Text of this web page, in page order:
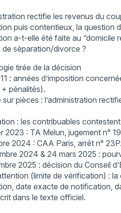
rectifie les revenus du
puis contentieux, la question
a-t-elle été faite au “domicile
de séparation/divorce ?
tirée de la décision
: années d’imposition
pénalités).
sur pièces : l’administration
: les contribuables
2023 : TA Melun, jugement n°
2024 : CAA Paris, arrêt n°
2024 & 24 mars 2025 :
2025 : décision du Conseil
(limite de vérification) :
date exacte de notification,
dans le texte officiel.